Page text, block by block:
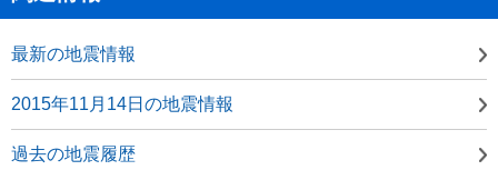
最新の地震情報
2015年11月14日の地震情報
過去の地震履歴